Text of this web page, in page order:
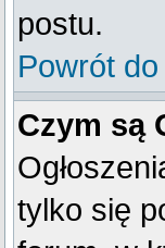
postu.
Powrót
Czym są
tylko się